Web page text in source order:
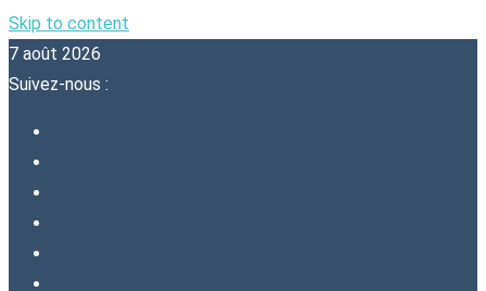
Skip to content
7 août 2026
Suivez-nous :